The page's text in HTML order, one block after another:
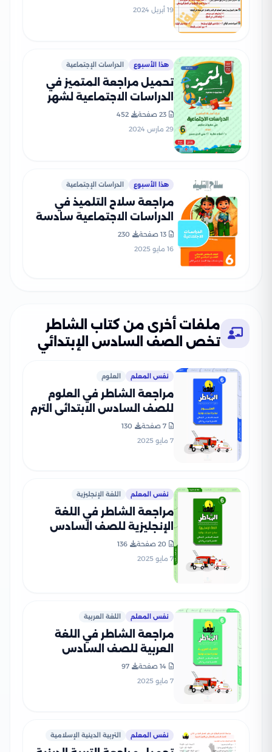
الدراسات الاجتماعية سادسة
19 أبريل 2024
هذا الأسبوع الدراسات الإجتماعية
تحميل مراجعة المتميز في
الدراسات الاجتماعية لشهر
مارس للصف السادس
الابتدائي (بنك أسئلة وإجاباته
23 صفحة
452
29 مارس 2024
هذا الأسبوع الدراسات الإجتماعية
مراجعة سلاح التلميذ في
الدراسات الاجتماعية سادسة
بالاجابات
13 صفحة
230
16 مايو 2025
ملفات أخرى من كتاب الشاطر
تخص الصف السادس الإبتدائي
نفس المعلم العلوم
مراجعة الشاطر في العلوم
للصف السادس الابتدائي الترم
الثاني 2025 PDF بالاجابات
7 صفحة
130
7 مايو 2025
نفس المعلم اللغة الإنجليزية
مراجعة الشاطر في اللغة
الإنجليزية للصف السادس
PDF بالاجابات
20 صفحة
136
7 مايو 2025
نفس المعلم اللغة العربية
مراجعة الشاطر في اللغة
العربية للصف السادس
PDF بالاجابات
14 صفحة
97
7 مايو 2025
نفس المعلم التربية الدينية الإسلامية